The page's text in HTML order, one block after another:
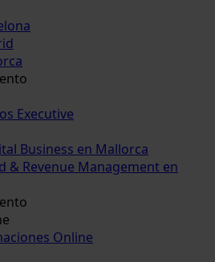
Executive
Business en Mallorca
& Revenue Management en
Online